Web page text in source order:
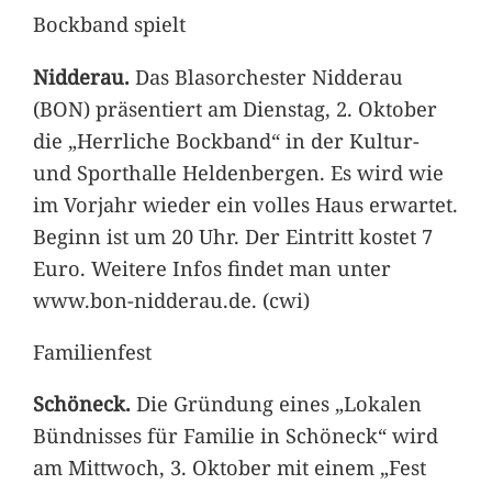
Bockband spielt
Nidderau.Das Blasorchester Nidderau
(BON) präsentiert am Dienstag, 2. Oktober
die „Herrliche Bockband“ in der Kultur-
und Sporthalle Heldenbergen. Es wird wie
im Vorjahr wieder ein volles Haus erwartet.
Beginn ist um 20 Uhr. Der Eintritt kostet 7
Euro. Weitere Infos findet man unter
www.bon-nidderau.de. (cwi)
Familienfest
Schöneck.Die Gründung eines „Lokalen
Bündnisses für Familie in Schöneck“ wird
am Mittwoch, 3. Oktober mit einem „Fest